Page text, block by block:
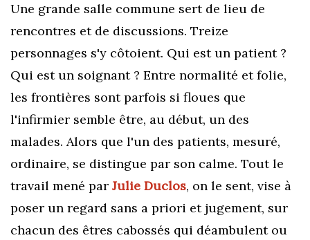
Une grande salle commune sert de lieu de
rencontres et de discussions. Treize
personnages s'y côtoient. Qui est un patient ?
Qui est un soignant ? Entre normalité et folie,
les frontières sont parfois si floues que
l'infirmier semble être, au début, un des
malades. Alors que l'un des patients, mesuré,
ordinaire, se distingue par son calme. Tout le
travail mené par Julie Duclos, on le sent, vise à
poser un regard sans a priori et jugement, sur
chacun des êtres cabossés qui déambulent ou